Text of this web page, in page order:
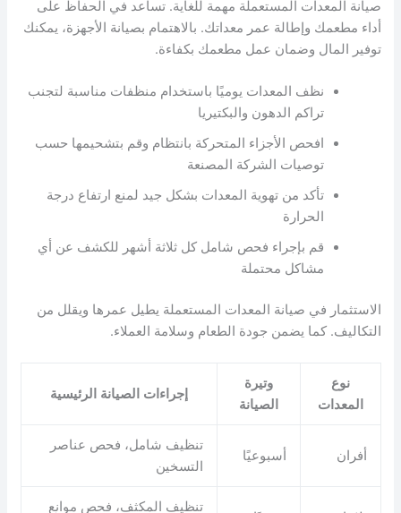
صيانة المعدات المستعملة مهمة للغاية. تساعد في الحفاظ على
أداء مطعمك وإطالة عمر معداتك. بالاهتمام بصيانة الأجهزة، يمكنك
توفير المال وضمان عمل مطعمك بكفاءة.
نظف المعدات يوميًا باستخدام منظفات مناسبة لتجنب
تراكم الدهون والبكتيريا
افحص الأجزاء المتحركة بانتظام وقم بتشحيمها حسب
توصيات الشركة المصنعة
تأكد من تهوية المعدات بشكل جيد لمنع ارتفاع درجة
الحرارة
قم بإجراء فحص شامل كل ثلاثة أشهر للكشف عن أي
مشاكل محتملة
الاستثمار في صيانة المعدات المستعملة يطيل عمرها ويقلل من
التكاليف. كما يضمن جودة الطعام وسلامة العملاء.
نوع
المعدات
وتيرة
الصيانة
إجراءات الصيانة الرئيسية
أفران أسبوعيًا
تنظيف شامل، فحص عناصر
التسخين
تنظيف المكثف، فحص موانع